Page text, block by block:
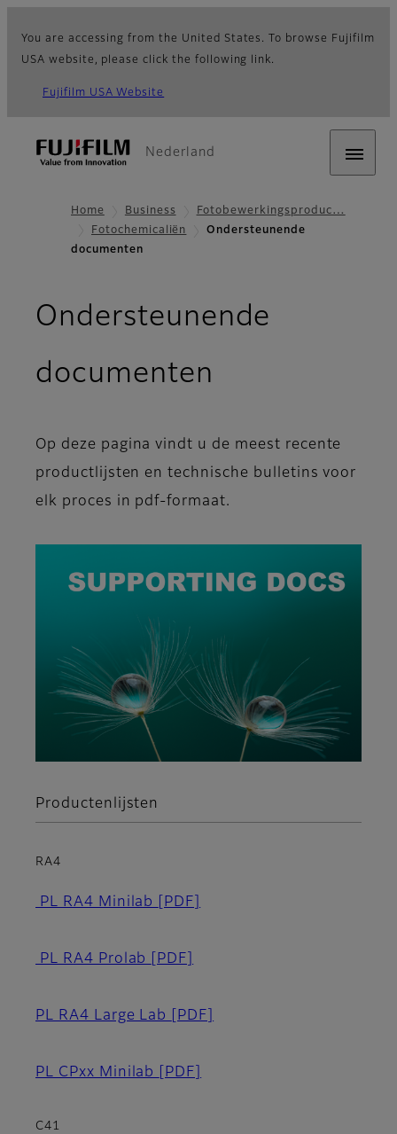
You are accessing from the United States. To browse Fujifilm
USA website, please click the following link.
Fujifilm USA Website
Nederland
Home Business
Fotobewerkingsproduc…
Fotochemicaliën
Ondersteunende
documenten
Ondersteunende
documenten
Op deze pagina vindt u de meest recente
productlijsten en technische bulletins voor
elk proces in pdf-formaat.
Productenlijsten
RA4
PL RA4 Minilab [PDF]
PL RA4 Prolab [PDF]
PL RA4 Large Lab [PDF]
PL CPxx Minilab [PDF]
C41